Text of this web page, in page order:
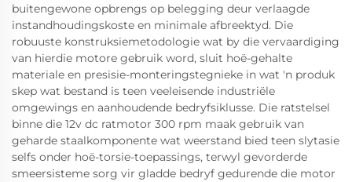
buitengewone opbrengs op belegging deur verlaagde
instandhoudingskoste en minimale afbreektyd. Die
robuuste konstruksiemetodologie wat by die vervaardiging
van hierdie motore gebruik word, sluit hoë-gehalte
materiale en presisie-monteringstegnieke in wat 'n produk
skep wat bestand is teen veeleisende industriële
omgewings en aanhoudende bedryfsiklusse. Die ratstelsel
binne die 12v dc ratmotor 300 rpm maak gebruik van
geharde staalkomponente wat weerstand bied teen slytasie
selfs onder hoë-torsie-toepassings, terwyl gevorderde
smeersisteme sorg vir gladde bedryf gedurende die motor